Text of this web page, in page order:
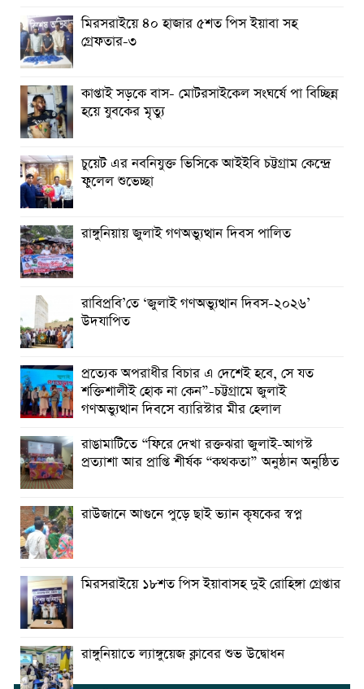
তিন দিন পর ব্রহ্মপুত্র নদে নিখোঁজ সাইফুলের মরদেহ গফরগাঁও
থেকে উদ্ধার
ব্রহ্মপুত্র নদে নিখোঁজ কৃষকের সন্ধান মেলেনি
রাঙ্গুনিয়ায় জুলাই গণঅভ্যুত্থান দিবস পালিত
পার্বতীপুরে জুলাই গণঅভ্যুত্থান দিবস পালন
আত্রাইয়ে যথাযোগ্য মর্যাদায় ‘জুলাই গণঅভ্যুত্থান দিবস’ পালিত
মিরসরাইয়ে ৪০ হাজার ৫শত পিস ইয়াবা সহ
গ্রেফতার-৩
কাপ্তাই সড়কে বাস- মোটরসাইকেল সংঘর্ষে পা বিচ্ছিন্ন
হয়ে যুবকের মৃত্যু
চুয়েট এর নবনিযুক্ত ভিসিকে আইইবি চট্টগ্রাম কেন্দ্রে
ফুলেল শুভেচ্ছা
রাঙ্গুনিয়ায় জুলাই গণঅভ্যুত্থান দিবস পালিত
রাবিপ্রবি’তে ‘জুলাই গণঅভ্যুত্থান দিবস-২০২৬’
উদযাপিত
প্রত্যেক অপরাধীর বিচার এ দেশেই হবে, সে যত
শক্তিশালীই হোক না কেন”-চট্টগ্রামে জুলাই
গণঅভ্যুত্থান দিবসে ব্যারিস্টার মীর হেলাল
রাঙামাটিতে “ফিরে দেখা রক্তঝরা জুলাই-আগস্ট
প্রত্যাশা আর প্রাপ্তি শীর্ষক “কথকতা” অনুষ্ঠান অনুষ্ঠিত
রাউজানে আগুনে পুড়ে ছাই ভ্যান কৃষকের স্বপ্ন
মিরসরাইয়ে ১৮শত পিস ইয়াবাসহ দুই রোহিঙ্গা গ্রেপ্তার
রাঙ্গুনিয়াতে ল্যাঙ্গুয়েজ ক্লাবের শুভ উদ্বোধন